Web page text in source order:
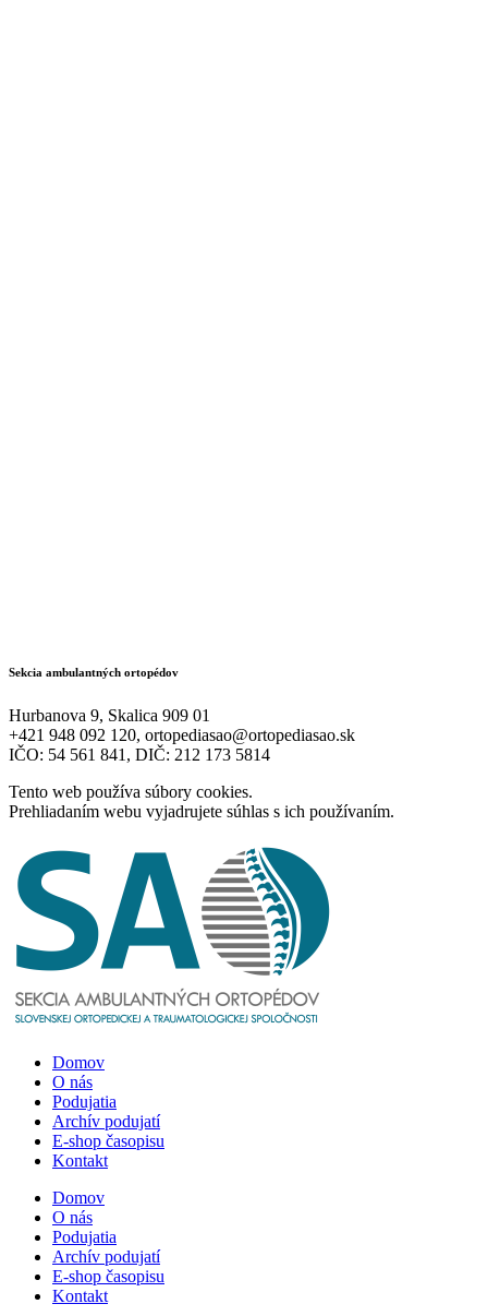
Sekcia ambulantných ortopédov
Hurbanova 9, Skalica 909 01
+421 948 092 120, ortopediasao@ortopediasao.sk
IČO: 54 561 841, DIČ: 212 173 5814
Tento web používa súbory cookies.
Prehliadaním webu vyjadrujete súhlas s ich používaním.
Domov
O nás
Podujatia
Archív podujatí
E-shop časopisu
Kontakt
Domov
O nás
Podujatia
Archív podujatí
E-shop časopisu
Kontakt